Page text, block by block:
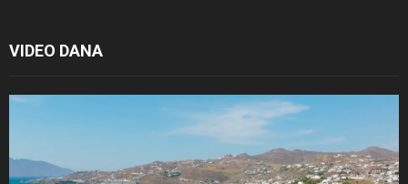
VIDEO DANA